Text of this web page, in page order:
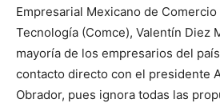
Empresarial Mexicano de
Tecnología (Comce), Valentín Diez
mayoría de los empresarios del
contacto directo con el presidente
Obrador, pues ignora todas las